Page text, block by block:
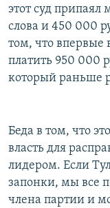
этот суд
слова и 450 000
том, что впервые
платить 950 000
который раньше
Беда в том, что
власть для
лидером. Если
запонки, мы все
члена партии и